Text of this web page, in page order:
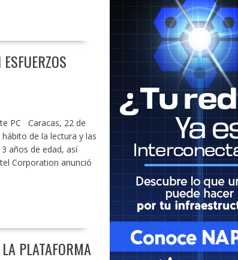
PC Caracas, 22 de
de la lectura y las
años de edad, así
Corporation anunció
PLATAFORMA